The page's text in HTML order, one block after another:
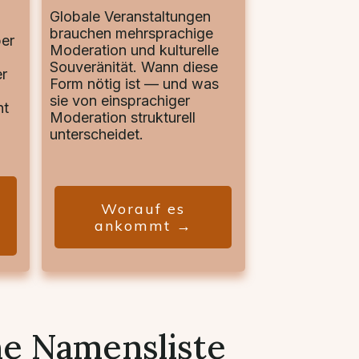
Globale Veranstaltungen
brauchen mehrsprachige
Moderation und kulturelle
Souveränität. Wann diese
Form nötig ist — und was
sie von einsprachiger
Moderation strukturell
unterscheidet.
Worauf es
ankommt →
Namensliste